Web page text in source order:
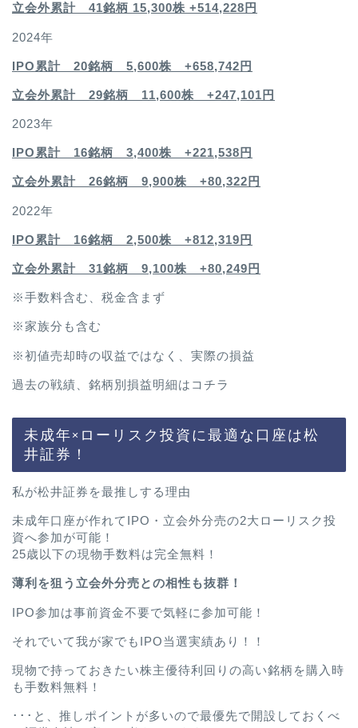
立会外累計 41銘柄 15,300株 +514,228円
2024年
IPO累計 20銘柄 5,600株 +658,742円
立会外累計 29銘柄 11,600株 +247,101円
2023年
IPO累計 16銘柄 3,400株 +221,538円
立会外累計 26銘柄 9,900株 +80,322円
2022年
IPO累計 16銘柄 2,500株 +812,319円
立会外累計 31銘柄 9,100株 +80,249円
※手数料含む、税金含まず
※家族分も含む
※初値売却時の収益ではなく、実際の損益
過去の戦績、銘柄別損益明細は コチラ
未成年×ローリスク投資に最適な口座は松
井証券！
私が松井証券を最推しする理由
未成年口座が作れてIPO・立会外分売の2大ローリスク投
資へ参加が可能！
25歳以下の現物手数料は完全無料！
薄利を狙う立会外分売との相性も抜群！
IPO参加は事前資金不要で気軽に参加可能！
それでいて我が家でもIPO当選実績あり！！
現物で持っておきたい株主優待利回りの高い銘柄を購入時
も手数料無料！
･･･と、推しポイントが多いので最優先で開設しておくべ